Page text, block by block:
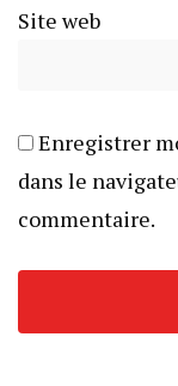
Site web
Enregistrer
dans le
commentaire.